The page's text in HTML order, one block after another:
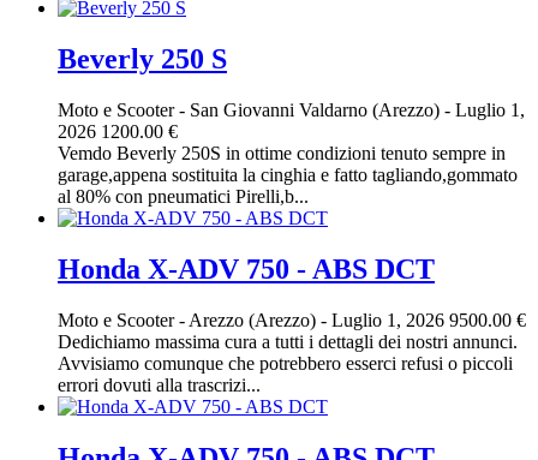
Beverly 250 S
Moto e Scooter- San Giovanni Valdarno (Arezzo) - Luglio 1,
2026 1200.00 €
Vemdo Beverly 250S in ottime condizioni tenuto sempre in
garage,appena sostituita la cinghia e fatto tagliando,gommato
al 80% con pneumatici Pirelli,b...
Honda X-ADV 750 - ABS DCT
Moto e Scooter- Arezzo (Arezzo) - Luglio 1, 2026 9500.00 €
Dedichiamo massima cura a tutti i dettagli dei nostri annunci.
Avvisiamo comunque che potrebbero esserci refusi o piccoli
errori dovuti alla trascrizi...